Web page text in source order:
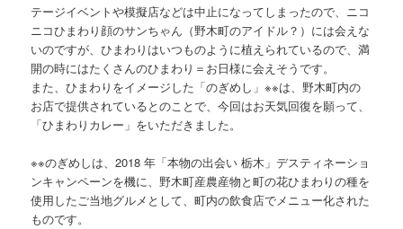
テージイベントや模擬店などは中止になってしまったので、ニコ
ニコひまわり顔のサンちゃん（野木町のアイドル？）には会えな
いのですが、ひまわりはいつものように植えられているので、満
開の時にはたくさんのひまわり＝お日様に会えそうです。
また、ひまわりをイメージした「のぎめし」※※は、野木町内の
お店で提供されているとのことで、今回はお天気回復を願って、
「ひまわりカレー」をいただきました。
※※のぎめしは、2018 年「本物の出会い 栃木」デスティネーショ
ンキャンペーンを機に、野木町産農産物と町の花ひまわりの種を
使用したご当地グルメとして、町内の飲食店でメニュー化された
ものです。